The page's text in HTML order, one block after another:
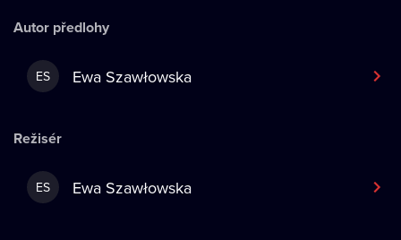
Autor předlohy
ES Ewa Szawłowska
Režisér
ES Ewa Szawłowska